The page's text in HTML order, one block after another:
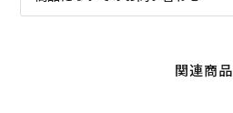
関連商品